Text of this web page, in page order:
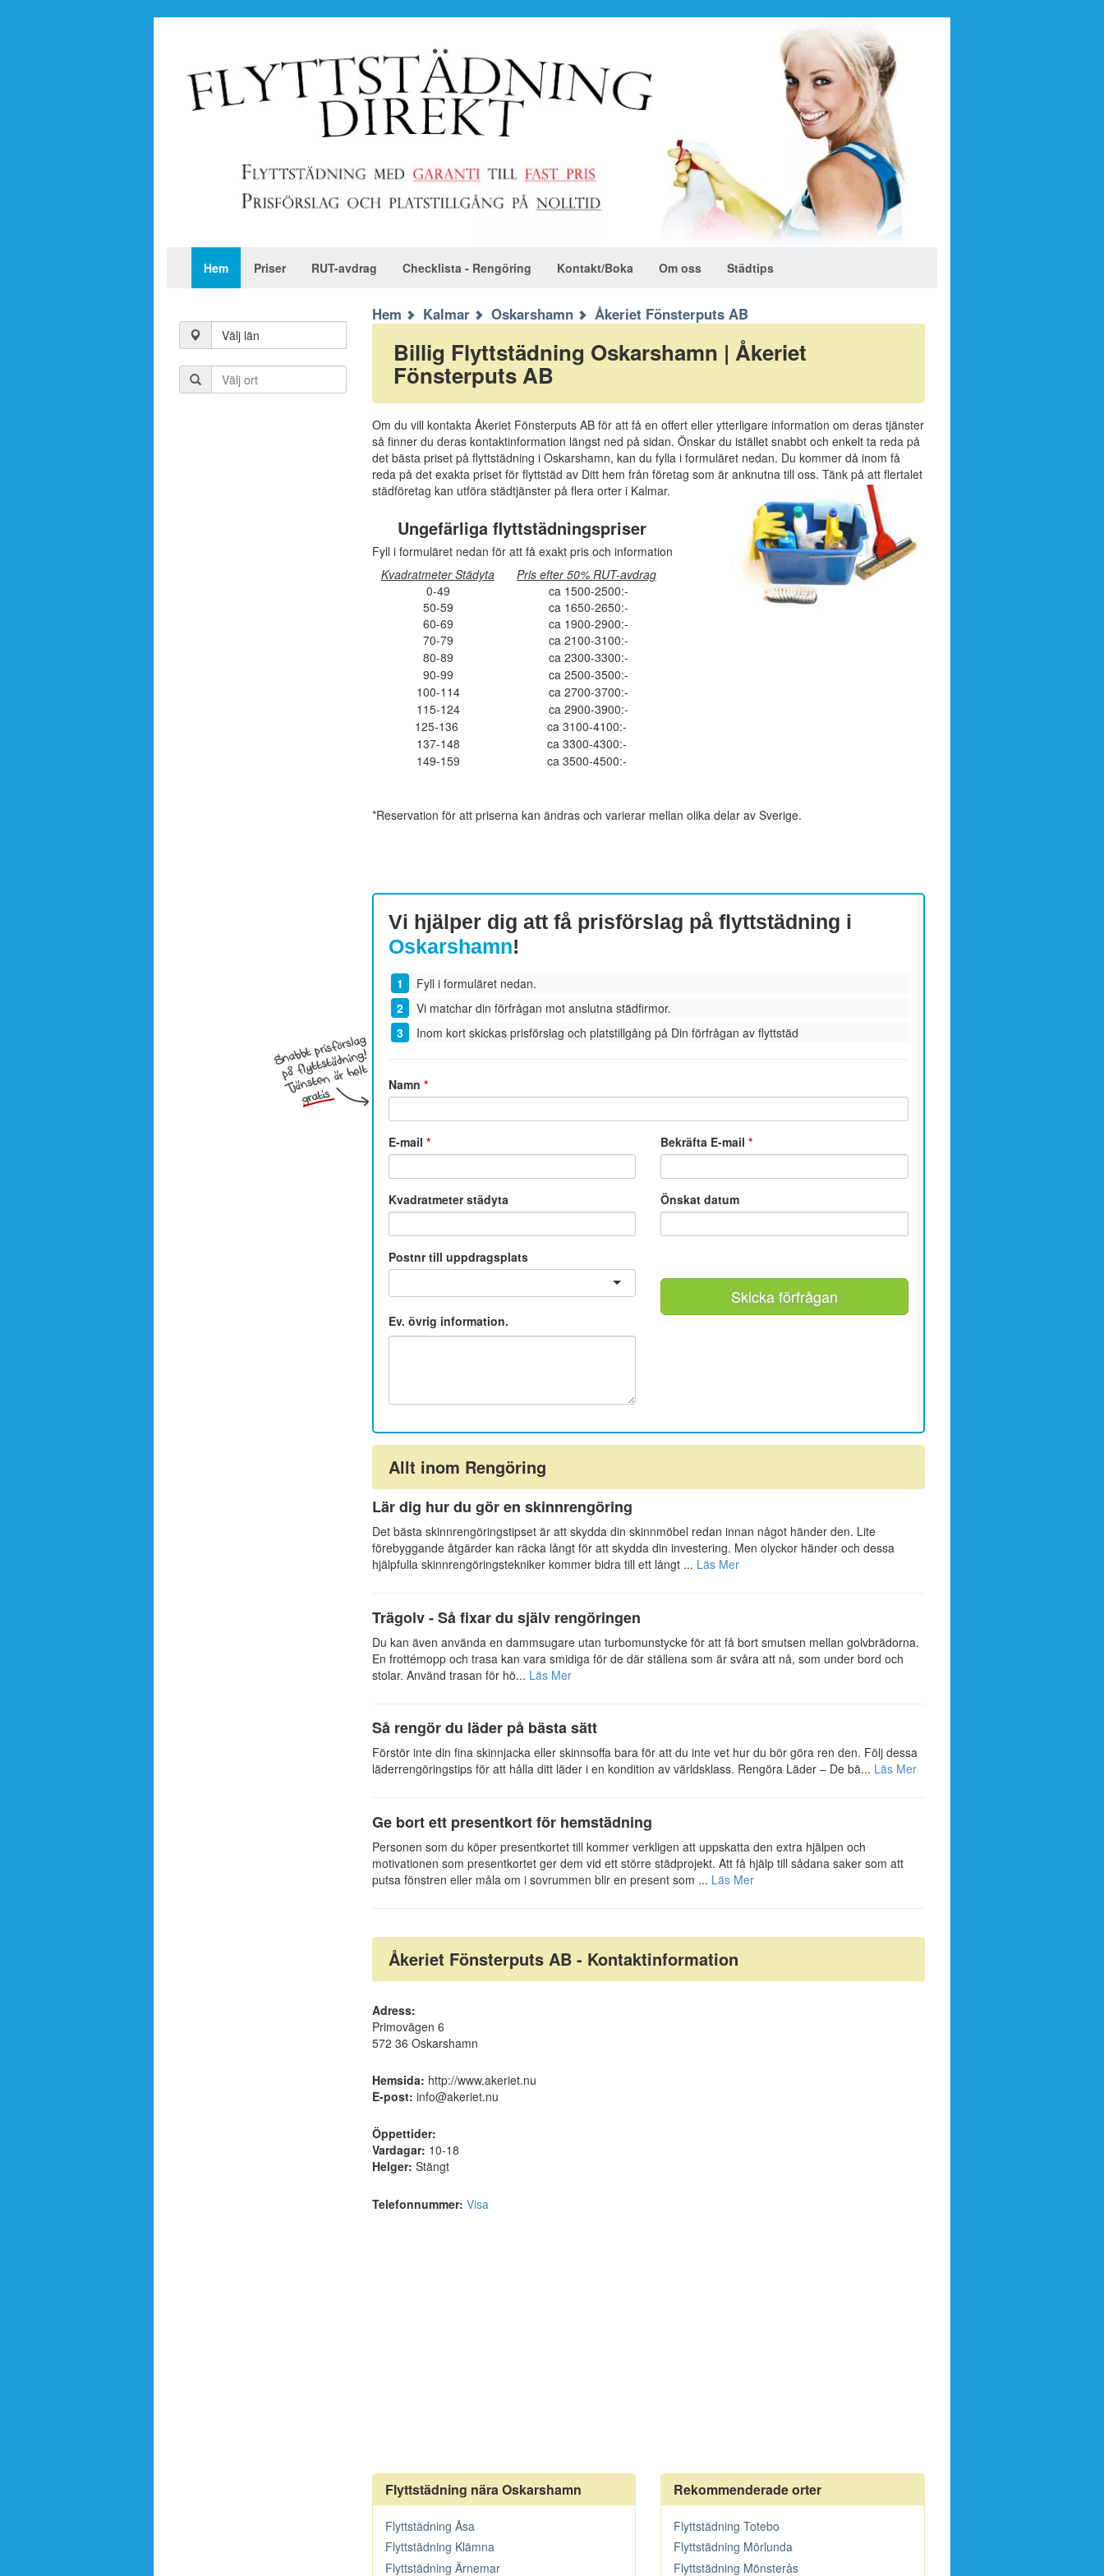
Hem Priser RUT-avdrag Checklista - Rengöring Kontakt/Boka Om oss Städtips
Välj län
Hem Kalmar Oskarshamn Åkeriet Fönsterputs AB
Billig Flyttstädning Oskarshamn | Åkeriet
Fönsterputs AB
Om du vill kontakta Åkeriet Fönsterputs AB för att få en offert eller ytterligare information om deras tjänster
så finner du deras kontaktinformation längst ned på sidan. Önskar du istället snabbt och enkelt ta reda på
det bästa priset på flyttstädning i Oskarshamn, kan du fylla i formuläret nedan. Du kommer då inom få
reda på det exakta priset för flyttstäd av Ditt hem från företag som är anknutna till oss. Tänk på att flertalet
städföretag kan utföra städtjänster på flera orter i Kalmar.
Ungefärliga flyttstädningspriser
Fyll i formuläret nedan för att få exakt pris och information
Kvadratmeter Städyta
Pris efter 50% RUT-avdrag
0-49
ca 1500-2500:-
50-59
ca 1650-2650:-
60-69
ca 1900-2900:-
70-79
ca 2100-3100:-
80-89
ca 2300-3300:-
90-99
ca 2500-3500:-
100-114
ca 2700-3700:-
115-124
ca 2900-3900:-
125-136
ca 3100-4100:-
137-148
ca 3300-4300:-
149-159
ca 3500-4500:-
*Reservation för att priserna kan ändras och varierar mellan olika delar av Sverige.
Vi hjälper dig att få prisförslag på flyttstädning i
Oskarshamn!
Fyll i formuläret nedan.
Vi matchar din förfrågan mot anslutna städfirmor.
Inom kort skickas prisförslag och platstillgång på Din förfrågan av flyttstäd
Namn *
E-mail * Bekräfta E-mail*
Kvadratmeter städyta Önskat datum
Postnr till uppdragsplats
Ev. övrig information.
Skicka förfrågan
Allt inom Rengöring
Lär dig hur du gör en skinnrengöring
Det bästa skinnrengöringstipset är att skydda din skinnmöbel redan innan något händer den. Lite
förebyggande åtgärder kan räcka långt för att skydda din investering. Men olyckor händer och dessa
hjälpfulla skinnrengöringstekniker kommer bidra till ett långt ... Läs Mer
Trägolv - Så fixar du själv rengöringen
Du kan även använda en dammsugare utan turbomunstycke för att få bort smutsen mellan golvbrädorna.
En frottémopp och trasa kan vara smidiga för de där ställena som är svåra att nå, som under bord och
stolar. Använd trasan för hö... Läs Mer
Så rengör du läder på bästa sätt
Förstör inte din fina skinnjacka eller skinnsoffa bara för att du inte vet hur du bör göra ren den. Följ dessa
läderrengöringstips för att hålla ditt läder i en kondition av världsklass. Rengöra Läder – De bä... Läs Mer
Ge bort ett presentkort för hemstädning
Personen som du köper presentkortet till kommer verkligen att uppskatta den extra hjälpen och
motivationen som presentkortet ger dem vid ett större städprojekt. Att få hjälp till sådana saker som att
putsa fönstren eller måla om i sovrummen blir en present som ... Läs Mer
Åkeriet Fönsterputs AB - Kontaktinformation
Adress:
Primovägen 6
572 36 Oskarshamn
Hemsida: http://www.akeriet.nu
E-post: info@akeriet.nu
Öppettider:
Vardagar: 10-18
Helger: Stängt
Telefonnummer: Visa
Flyttstädning nära Oskarshamn
Flyttstädning Åsa
Flyttstädning Klämna
Flyttstädning Ärnemar
Rekommenderade orter
Flyttstädning Totebo
Flyttstädning Mörlunda
Flyttstädning Mönsterås